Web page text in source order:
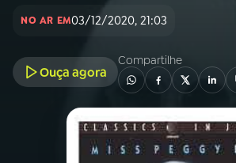
PROGRAMAÇÃO
NO AR EM03/12/2020, 21:03
Ouça agora
Compartilhe